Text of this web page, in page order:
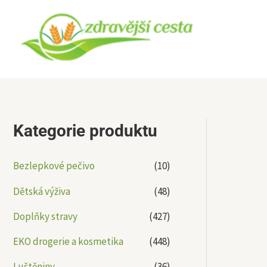
obsah
Kategorie produktu
Bezlepkové pečivo
(10)
Dětská výživa
(48)
Doplňky stravy
(427)
EKO drogerie a kosmetika
(448)